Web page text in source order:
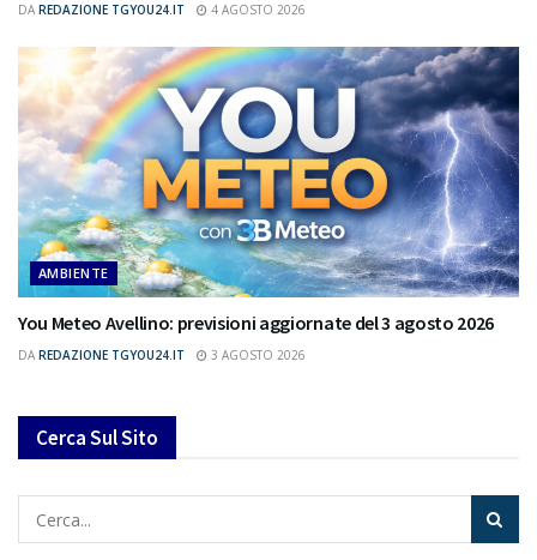
DA REDAZIONE TGYOU24.IT 4 AGOSTO 2026
AMBIENTE
You Meteo Avellino: previsioni aggiornate del 3 agosto 2026
DA REDAZIONE TGYOU24.IT 3 AGOSTO 2026
Cerca Sul Sito